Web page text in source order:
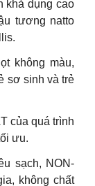
khả dụng cao
tương natto
không màu,
sơ sinh và trẻ
của quá trình
ưu.
sạch, NON-
không chất